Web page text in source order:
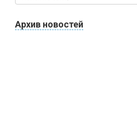
Архив новостей